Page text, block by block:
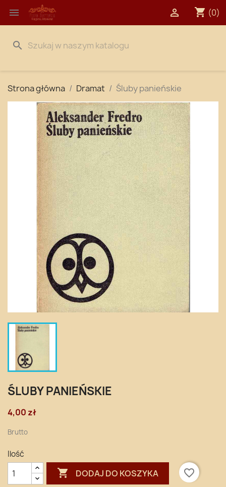
 shopping_cart (0)

search
Strona główna Dramat Śluby panieńskie
ŚLUBY PANIEŃSKIE
4,00 zł
Brutto
Ilość
 DODAJ DO KOSZYKA
favorite_border